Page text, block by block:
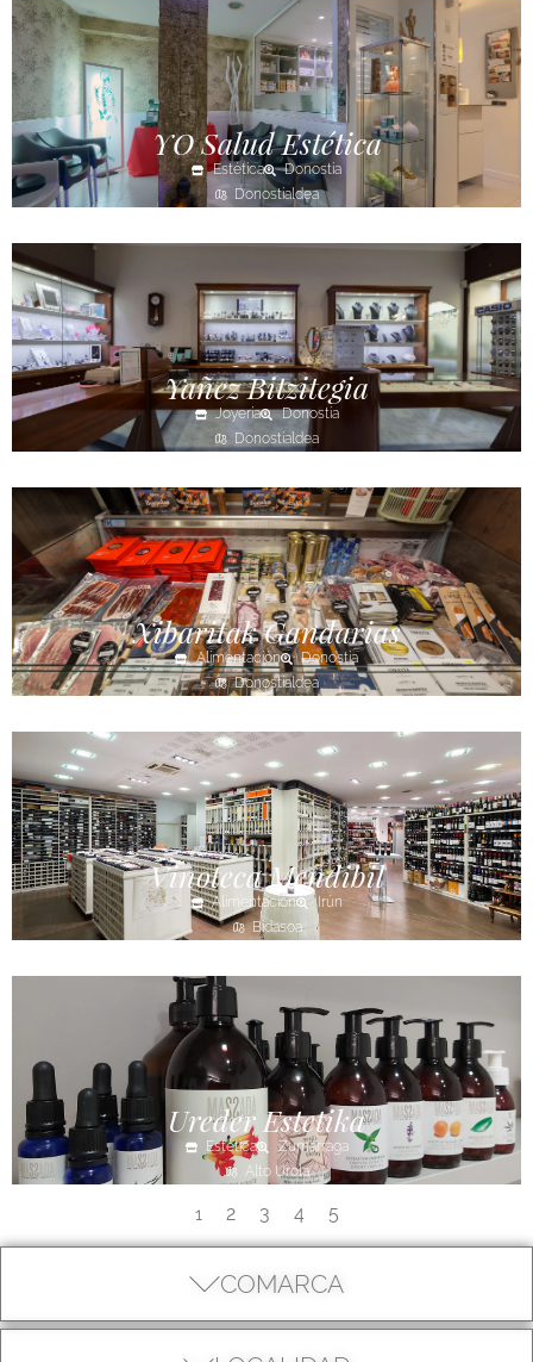
COMARCA
YO Salud Estética
Estética
Donostia
Donostialdea
Yañez Bitzitegia
Joyería
Donostia
Donostialdea
Xibaritak Gandarias
Alimentación
Donostia
Donostialdea
Vinoteca Mendibil
Alimentación
Irún
Bidasoa
Ureder Estetika
Estética
Zumarraga
Alto Urola
1 2 3 4 5